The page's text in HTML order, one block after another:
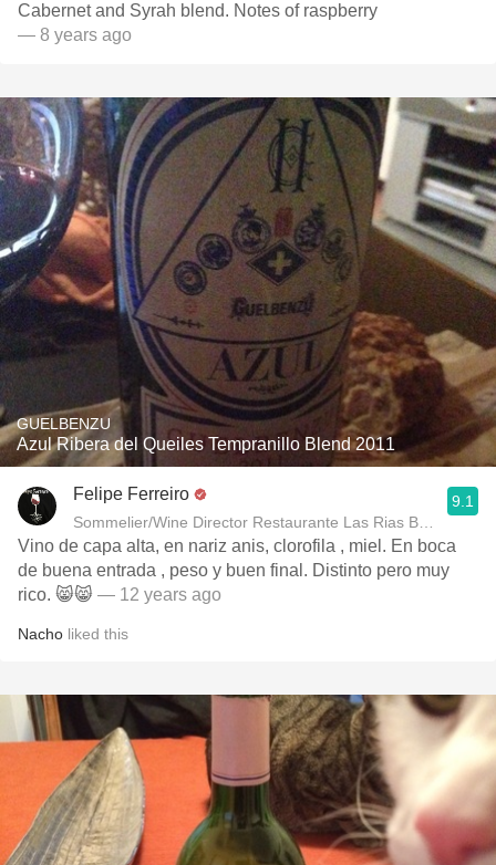
Cabernet and Syrah blend. Notes of raspberry
— 8 years ago
GUELBENZU
Azul Ribera del Queiles Tempranillo Blend 2011
Felipe Ferreiro
Sommelier/Wine Director Restaurante Las Rias Bajas
9.1
Vino de capa alta, en nariz anis, clorofila , miel. En boca
de buena entrada , peso y buen final. Distinto pero muy
rico. 😸😸 — 12 years ago
Nacho liked this